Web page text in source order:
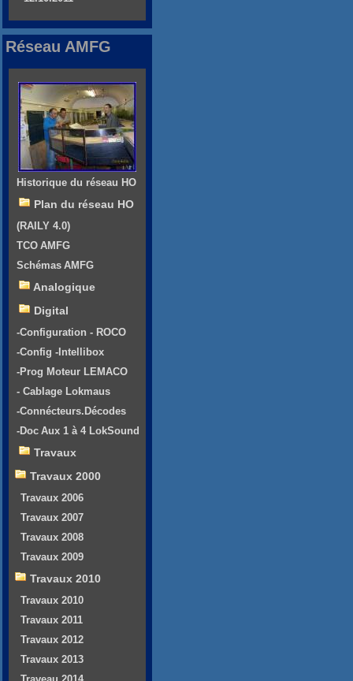
Réseau AMFG
Historique du réseau HO
Plan du réseau HO
(RAILY 4.0)
TCO AMFG
Schémas AMFG
Analogique
Digital
-Configuration - ROCO
-Config -Intellibox
-Prog Moteur LEMACO
- Cablage Lokmaus
-Connécteurs.Décodes
-Doc Aux 1 à 4 LokSound
Travaux
Travaux 2000
Travaux 2006
Travaux 2007
Travaux 2008
Travaux 2009
Travaux 2010
Travaux 2010
Travaux 2011
Travaux 2012
Travaux 2013